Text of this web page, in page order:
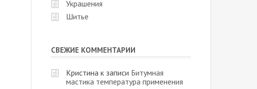
Украшения
Шитье
СВЕЖИЕ КОММЕНТАРИИ
Кристина к записи Битумная
мастика температура применения